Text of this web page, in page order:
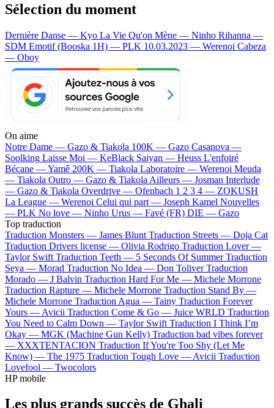
Sélection du moment
Dernière Danse — Kyo La Vie Qu'on Mène — Ninho Rihanna —
SDM Emotif (Booska 1H) — PLK 10.03.2023 — Werenoi Cabeza
— Oboy
On aime
Notre Dame — Gazo & Tiakola 100K — Gazo Casanova —
Soolking Laisse Moi — KeBlack Saiyan — Heuss L'enfoiré
Bécane —Yamê 200K — Tiakola Laboratoire — Werenoi Meuda
— Tiakola Outro — Gazo & Tiakola Ailleurs — Josman Interlude
— Gazo & Tiakola Overdrive — Ofenbach 1 2 3 4 — ZOKUSH
La League — Werenoi Celui qui part — Joseph Kamel Nouvelles
— PLK No love — Ninho Urus — Favé (FR) DIE — Gazo
Top traduction
Traduction Monsters — James Blunt Traduction Streets — Doja Cat
Traduction Drivers license — Olivia Rodrigo Traduction Lover —
Taylor Swift Traduction Teeth — 5 Seconds Of Summer Traduction
Seya — Morad Traduction No Idea — Don Toliver Traduction
Morado — J Balvin Traduction Hard For Me — Michele Morrone
Traduction Rapture — Michele Morrone Traduction Stand By —
Michele Morrone Traduction Agua — Tainy Traduction Forever
Yours — Avicii Traduction Come & Go — Juice WRLD Traduction
You Need to Calm Down — Taylor Swift Traduction I Think I’m
Okay — MGK (Machine Gun Kelly) Traduction bad vibes forever
— XXXTENTACION Traduction If You're Too Shy (Let Me
Know) — The 1975 Traduction Tough Love — Avicii Traduction
Lovefool — Twocolors
HP mobile
Les plus grands succès de Ghali